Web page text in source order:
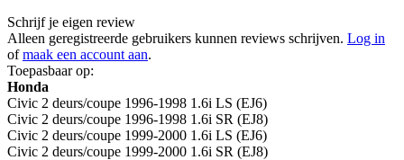
Schrijf je eigen review
Alleen geregistreerde gebruikers kunnen reviews schrijven. Log in
ofmaak een account aan.
Toepasbaar op:
Honda
Civic 2 deurs/coupe 1996-1998 1.6i LS (EJ6)
Civic 2 deurs/coupe 1996-1998 1.6i SR (EJ8)
Civic 2 deurs/coupe 1999-2000 1.6i LS (EJ6)
Civic 2 deurs/coupe 1999-2000 1.6i SR (EJ8)